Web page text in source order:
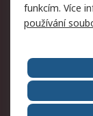
cookie
O naší
Kariéra
funkcím. Více
používání